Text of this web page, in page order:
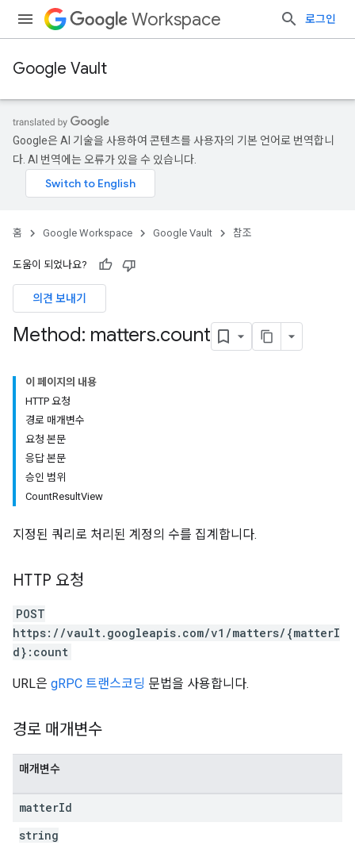
Workspace 로그인
Google Vault
Google은 AI 기술을 사용하여 콘텐츠를 사용자의 기본 언어로 번역합니
다. AI 번역에는 오류가 있을 수 있습니다.
홈 Google Workspace Google Vault 참조
도움이 되었나요?
의견 보내기
Method: matters.count
이 페이지의 내용
HTTP 요청
경로 매개변수
요청 본문
응답 본문
승인 범위
CountResultView
지정된 쿼리로 처리된 계정의 수를 집계합니다.
HTTP 요청
POST
https://vault.googleapis.com/v1/matters/{matterI
d}:count
URL은 gRPC 트랜스코딩 문법을 사용합니다.
경로 매개변수
매개변수
matterId
string